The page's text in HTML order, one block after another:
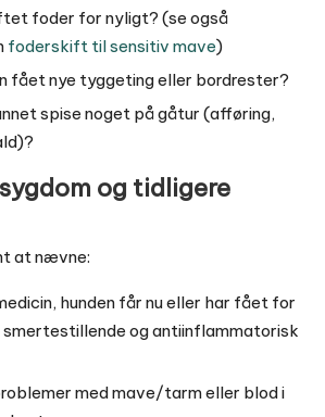
foder for nyligt? (se også
foderskift til sensitiv mave)
fået nye tyggeting eller bordrester?
spise noget på gåtur (afføring,
og tidligere
at nævne:
hunden får nu eller har fået for
og antiinflammatorisk
med mave/tarm eller blod i